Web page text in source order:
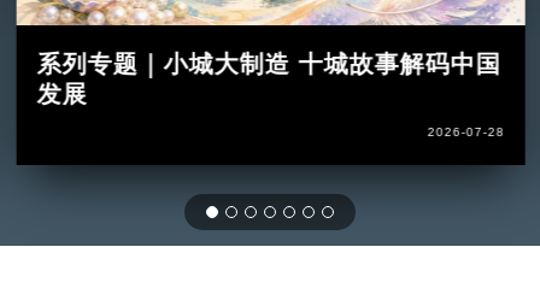
系列专题｜小城大制造 十城故事解码中国
发展
2026-07-28